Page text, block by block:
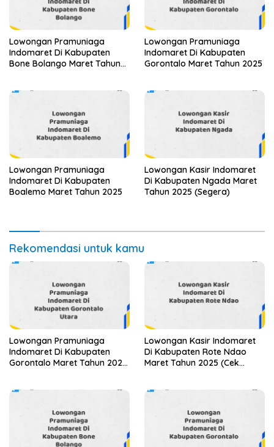
Lowongan Pramuniaga
Indomaret Di Kabupaten
Bone Bolango Maret Tahun
Lowongan Pramuniaga
Indomaret Di Kabupaten
Gorontalo Maret Tahun 2025
Lowongan Pramuniaga
Indomaret Di Kabupaten
Boalemo Maret Tahun 2025
Lowongan Kasir Indomaret
Di Kabupaten Ngada Maret
Tahun 2025 (Segera)
Rekomendasi untuk kamu
Lowongan Pramuniaga
Indomaret Di Kabupaten
Gorontalo Maret Tahun 2025
Lowongan Kasir Indomaret
Di Kabupaten Rote Ndao
Maret Tahun 2025 (Cek